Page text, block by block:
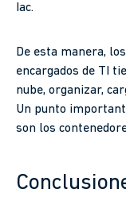
Iac.
De esta manera,
encargados de TI
nube, organizar,
Un punto
son los